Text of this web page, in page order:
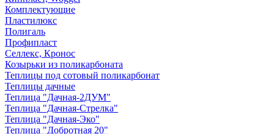
Комплектующие
Пластилюкс
Полигаль
Профипласт
Селлекс, Кронос
Козырьки из поликарбоната
Теплицы под сотовый поликарбонат
Теплицы дачные
Теплица "Дачная-2ДУМ"
Теплица "Дачная-Стрелка"
Теплица "Дачная-Эко"
Теплица "Добротная 20"